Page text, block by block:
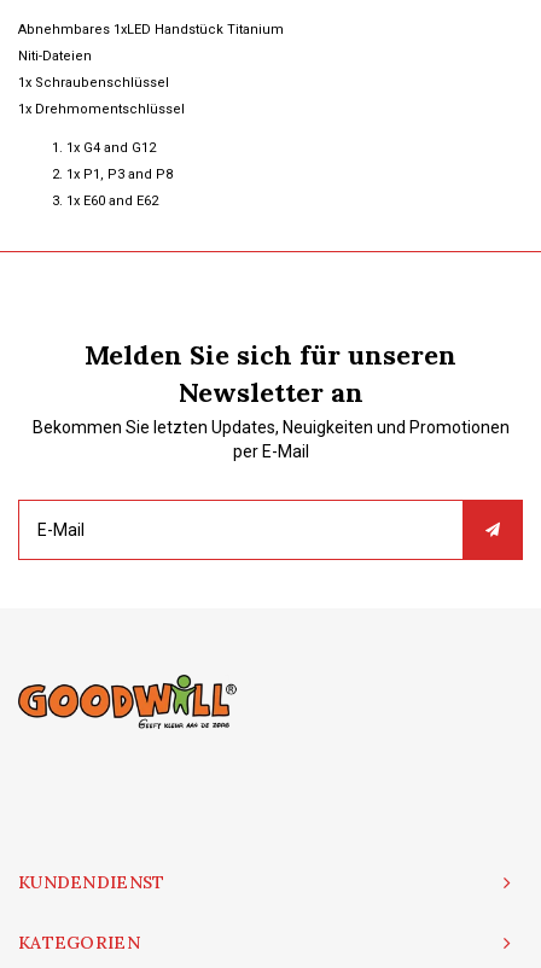
Abnehmbares 1xLED Handstück Titanium
Niti-Dateien
1x Schraubenschlüssel
1x Drehmomentschlüssel
1x G4 and G12
1x P1, P3 and P8
1x E60 and E62
Melden Sie sich für unseren
Newsletter an
Bekommen Sie letzten Updates, Neuigkeiten und Promotionen
per E-Mail
KUNDENDIENST
KATEGORIEN